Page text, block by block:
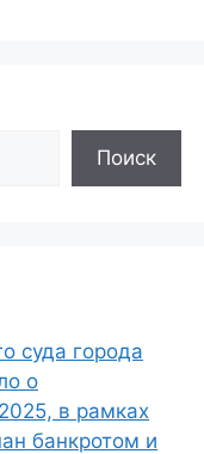
Поиск
суда города
о
в рамках
банкротом и